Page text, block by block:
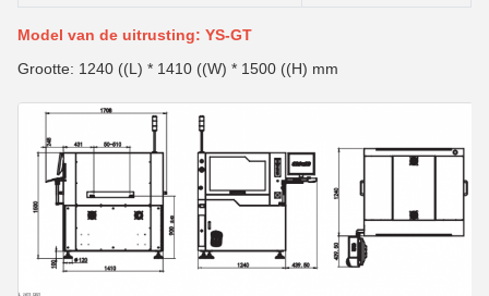
Model van de uitrusting: YS-GT
Grootte: 1240 ((L) * 1410 ((W) * 1500 ((H) mm